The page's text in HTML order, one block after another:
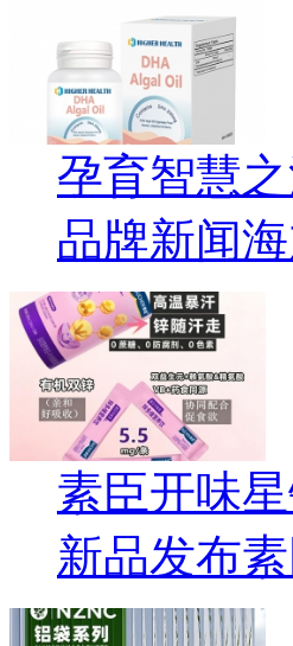
孕育智慧
品牌新闻
素臣开味
新品发布